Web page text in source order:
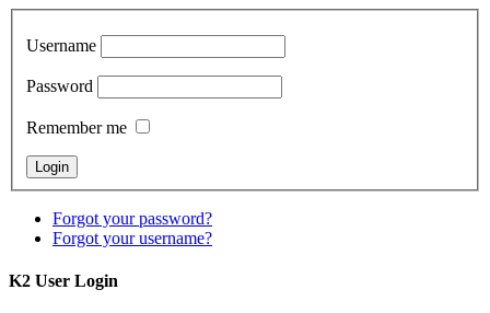
Username
Password
Remember me
Forgot your password?
Forgot your username?
K2 User Login